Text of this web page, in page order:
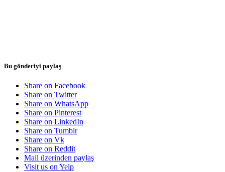
Bu gönderiyi paylaş
Share on Facebook
Share on Twitter
Share on WhatsApp
Share on Pinterest
Share on LinkedIn
Share on Tumblr
Share on Vk
Share on Reddit
Mail üzerinden paylaş
Visit us on Yelp